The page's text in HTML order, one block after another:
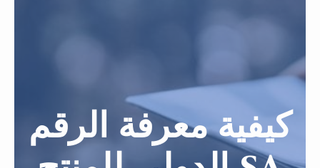
كيفية معرفة الرقم